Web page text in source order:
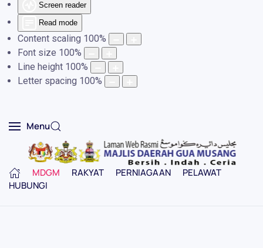
Screen reader
Read mode
Content scaling 100%
Font size 100%
Line height 100%
Letter spacing 100%
Menu
MDGM RAKYAT PERNIAGAAN
PELAWAT
HUBUNGI